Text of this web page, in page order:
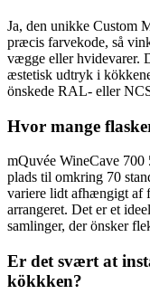
Ja, den unikke Custom
præcis farvekode, så
vægge eller hvidevarer.
æstetisk udtryk i
önskede RAL- eller
Hvor mange
mQuvée WineCave
plads til omkring 70
variere lidt afhængigt af
arrangeret. Det er et
samlinger, der önsker
Er det svært at
kökkken?